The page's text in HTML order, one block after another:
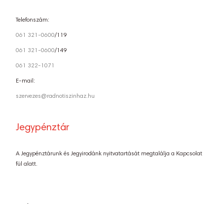
Telefonszám:
061 321-0600/119
061 321-0600/149
061 322-1071
E-mail:
szervezes@radnotiszinhaz.hu
Jegypénztár
A Jegypénztárunk és Jegyirodánk nyitvatartását megtalálja a Kapcsolat
fül alatt.